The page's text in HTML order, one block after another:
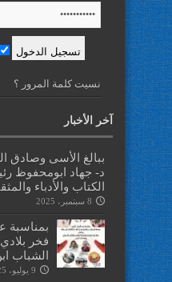
نسيت كلمة المرور ؟
آخر الأخبار
ببالغ الأسى وصادق
د- جهاد
الكتاب والأدباء
8 سبتمبر، 2025
بمناسبة
فخر
الشباب
9 يوليو، 2025